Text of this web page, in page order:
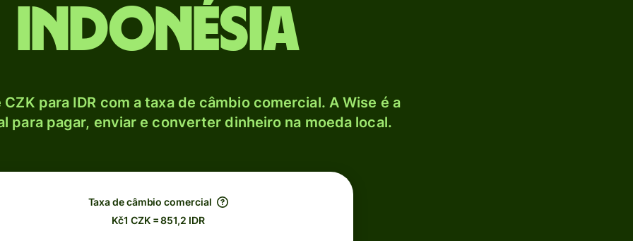
indonésia
para IDR com a taxa de câmbio comercial. A Wise é a
para pagar, enviar e converter dinheiro na moeda local.
Taxa de câmbio comercial
Kč1 CZK = 851,2 IDR